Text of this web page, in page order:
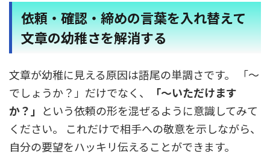
依頼・確認・締めの言葉を入れ替えて
文章の幼稚さを解消する
文章が幼稚に見える原因は語尾の単調さです。 「〜
でしょうか？」だけでなく、
「〜いただけます
か？」 という依頼の形を混ぜるように意識してみて
ください。 これだけで相手への敬意を示しながら、
自分の要望をハッキリ伝えることができます。